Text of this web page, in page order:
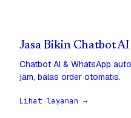
Jasa Bikin Chatbot
Chatbot AI & WhatsApp
jam, balas order otomatis.
Lihat layanan →